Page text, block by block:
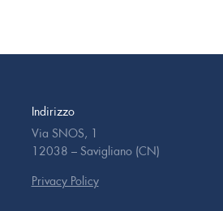
Indirizzo
Via SNOS, 1
12038 – Savigliano (CN)
Privacy Policy